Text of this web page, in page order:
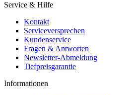
Service & Hilfe
Kontakt
Serviceversprechen
Kundenservice
Fragen & Antworten
Newsletter-Abmeldung
Tiefpreisgarantie
Informationen